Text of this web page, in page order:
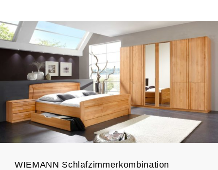
WIEMANN Schlafzimmerkombination